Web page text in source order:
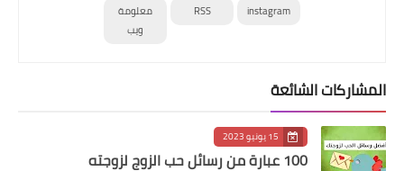
instagram
RSS
معلومة
ويب
المشاركات الشائعة
15 يونيو 2023
100 عبارة من رسائل حب الزوج لزوجته